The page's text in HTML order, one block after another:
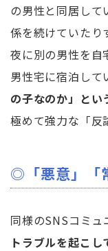
の男性と同居して
係を続けていたり
夜に別の男性を自
男性宅に宿泊して
の子なのか」とい
極めて強力な「反
◎「悪意」「
同様のSNSコミ
トラブルを起こし